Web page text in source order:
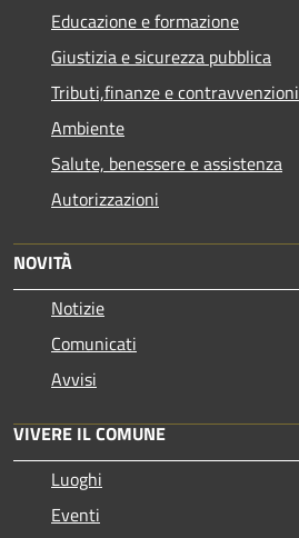
Educazione e formazione
Giustizia e sicurezza pubblica
Tributi,finanze e contravvenzioni
Ambiente
Salute, benessere e assistenza
Autorizzazioni
NOVITÀ
Notizie
Comunicati
Avvisi
VIVERE IL COMUNE
Luoghi
Eventi